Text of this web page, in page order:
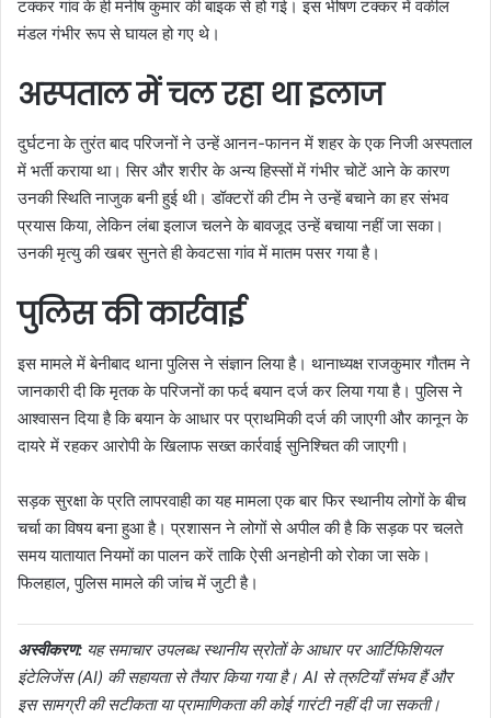
टक्कर गांव के ही मनीष कुमार की बाइक से हो गई। इस भीषण टक्कर में वकील
मंडल गंभीर रूप से घायल हो गए थे।
अस्पताल में चल रहा था इलाज
दुर्घटना के तुरंत बाद परिजनों ने उन्हें आनन-फानन में शहर के एक निजी अस्पताल
में भर्ती कराया था। सिर और शरीर के अन्य हिस्सों में गंभीर चोटें आने के कारण
उनकी स्थिति नाजुक बनी हुई थी। डॉक्टरों की टीम ने उन्हें बचाने का हर संभव
प्रयास किया, लेकिन लंबा इलाज चलने के बावजूद उन्हें बचाया नहीं जा सका।
उनकी मृत्यु की खबर सुनते ही केवटसा गांव में मातम पसर गया है।
पुलिस की कार्रवाई
इस मामले में बेनीबाद थाना पुलिस ने संज्ञान लिया है। थानाध्यक्ष राजकुमार गौतम ने
जानकारी दी कि मृतक के परिजनों का फर्द बयान दर्ज कर लिया गया है। पुलिस ने
आश्वासन दिया है कि बयान के आधार पर प्राथमिकी दर्ज की जाएगी और कानून के
दायरे में रहकर आरोपी के खिलाफ सख्त कार्रवाई सुनिश्चित की जाएगी।
सड़क सुरक्षा के प्रति लापरवाही का यह मामला एक बार फिर स्थानीय लोगों के बीच
चर्चा का विषय बना हुआ है। प्रशासन ने लोगों से अपील की है कि सड़क पर चलते
समय यातायात नियमों का पालन करें ताकि ऐसी अनहोनी को रोका जा सके।
फिलहाल, पुलिस मामले की जांच में जुटी है।
अस्वीकरण: यह समाचार उपलब्ध स्थानीय स्रोतों के आधार पर आर्टिफिशियल
इंटेलिजेंस (AI) की सहायता से तैयार किया गया है। AI से त्रुटियाँ संभव हैं और
इस सामग्री की सटीकता या प्रामाणिकता की कोई गारंटी नहीं दी जा सकती।